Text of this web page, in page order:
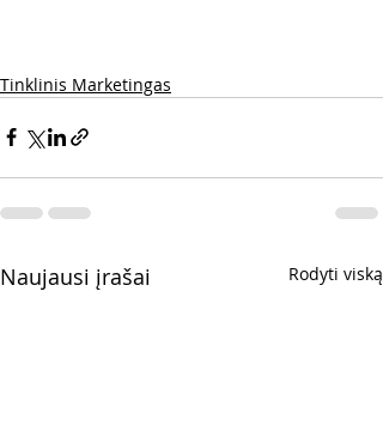
Tinklinis Marketingas
Naujausi įrašai Rodyti viską